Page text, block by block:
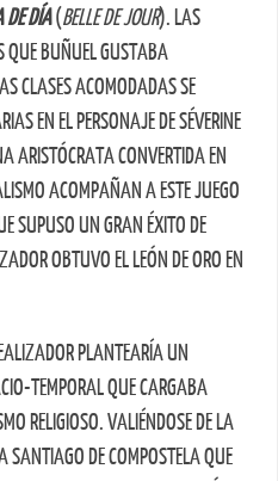
DE DÍA(BELLE DE JOUR). LAS
QUE BUÑUEL GUSTABA
CLASES ACOMODADAS SE
EN EL PERSONAJE DE SÉVERINE
ARISTÓCRATA CONVERTIDA EN
ACOMPAÑAN A ESTE JUEGO
SUPUSO UN GRAN ÉXITO DE
OBTUVO EL LEÓN DE ORO EN
PLANTEARÍA UN
TEMPORAL QUE CARGABA
RELIGIOSO. VALIÉNDOSE DE LA
SANTIAGO DE COMPOSTELA QUE